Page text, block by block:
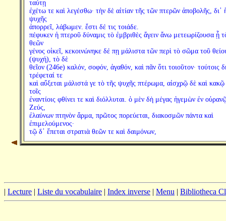
ταύτῃ
ἐχέτω τε καὶ λεγέσθω· τὴν δὲ αἰτίαν τῆς τῶν πτερῶν ἀποβολῆς, δι᾽
ψυχῆς
ἀπορρεῖ, λάβωμεν. ἔστι δέ τις τοιάδε.
πέφυκεν ἡ πτεροῦ δύναμις τὸ ἐμβριθὲς ἄγειν ἄνω μετεωρίζουσα ᾗ
θεῶν
γένος οἰκεῖ, κεκοινώνηκε δέ πῃ μάλιστα τῶν περὶ τὸ σῶμα τοῦ
(ψυχή), τὸ δὲ
θεῖον (246e) καλόν, σοφόν, ἀγαθόν, καὶ πᾶν ὅτι τοιοῦτον· τούτοις
τρέφεταί τε
καὶ αὔξεται μάλιστά γε τὸ τῆς ψυχῆς πτέρωμα, αἰσχρῷ δὲ καὶ κακῷ
τοῖς
ἐναντίοις φθίνει τε καὶ διόλλυται. ὁ μὲν δὴ μέγας ἡγεμὼν ἐν
Ζεύς,
ἐλαύνων πτηνὸν ἅρμα, πρῶτος πορεύεται, διακοσμῶν πάντα καὶ
ἐπιμελούμενος·
τῷ δ᾽ ἕπεται στρατιὰ θεῶν τε καὶ δαιμόνων,
| Lecture | Liste du vocabulaire | Index inverse | Menu | Bibliotheca